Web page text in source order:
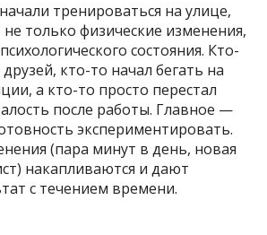
тренироваться на улице,
только физические изменения,
состояния. Кто-
кто-то начал бегать на
а кто-то просто перестал
после работы. Главное —
экспериментировать.
(пара минут в день, новая
накапливаются и дают
с течением времени.